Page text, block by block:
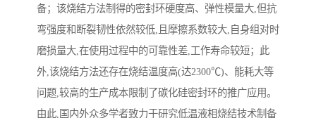
备；该烧结方法制得的密封环硬度高、弹性模量大,但抗
弯强度和断裂韧性依然较低,且摩擦系数较大,自身组对时
磨损量大,在使用过程中的可靠性差,工作寿命较短；此
外,该烧结方法还存在烧结温度高(达2300℃)、能耗大等
问题,较高的生产成本限制了碳化硅密封环的推广应用。
由此,国内外众多学者致力于研究低温液相烧结技术制备